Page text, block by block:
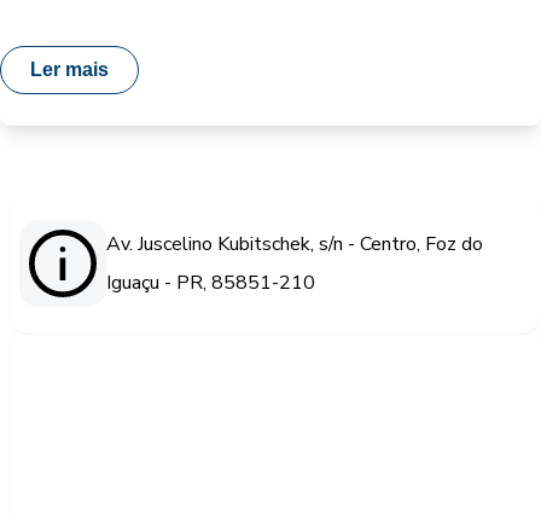
Ler mais
Av. Juscelino Kubitschek, s/n - Centro, Foz do
Iguaçu - PR, 85851-210